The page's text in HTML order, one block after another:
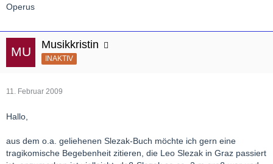
Operus
Musikkristin
INAKTIV
11. Februar 2009
Hallo,
aus dem o.a. geliehenen Slezak-Buch möchte ich gern eine
tragikomische Begebenheit zitieren, die Leo Slezak in Graz passiert